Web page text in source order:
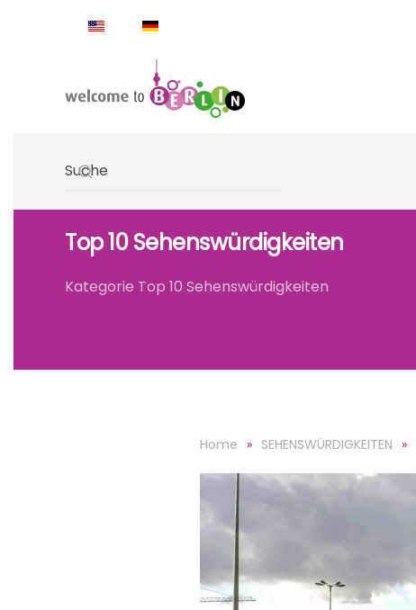
Top 10 Sehenswürdigkeiten
Kategorie Top 10 Sehenswürdigkeiten
Home SEHENSWÜRDIGKEITEN